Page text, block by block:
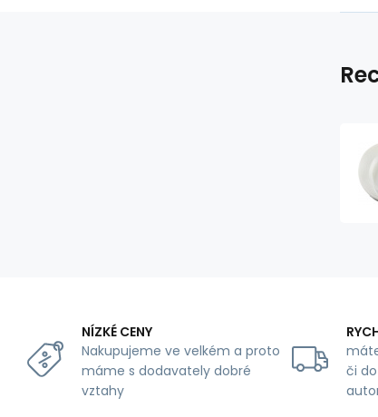
NÍZKÉ CENY
Nakupujeme ve velkém a proto
máme s dodavately dobré
vztahy
či